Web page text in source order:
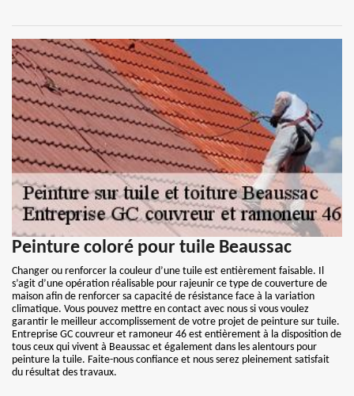
Peinture coloré pour tuile Beaussac
Changer ou renforcer la couleur d’une tuile est entièrement faisable. Il
s’agit d’une opération réalisable pour rajeunir ce type de couverture de
maison afin de renforcer sa capacité de résistance face à la variation
climatique. Vous pouvez mettre en contact avec nous si vous voulez
garantir le meilleur accomplissement de votre projet de peinture sur tuile.
Entreprise GC couvreur et ramoneur 46 est entièrement à la disposition de
tous ceux qui vivent à Beaussac et également dans les alentours pour
peinture la tuile. Faite-nous confiance et nous serez pleinement satisfait
du résultat des travaux.